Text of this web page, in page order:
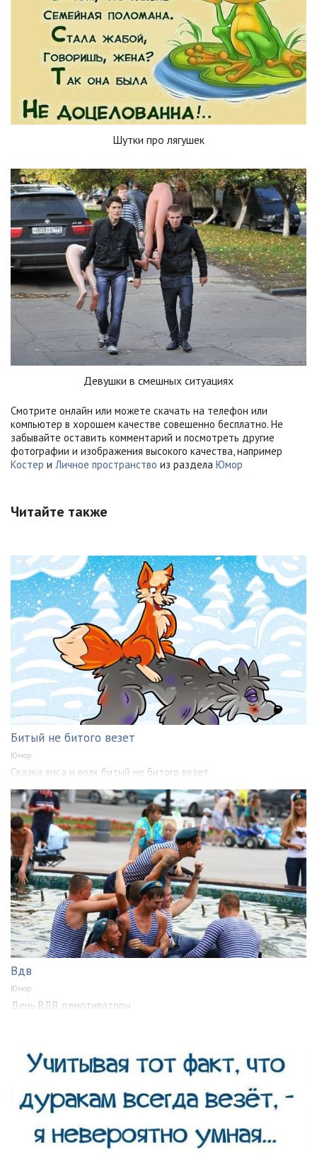
Шутки про лягушек
Девушки в смешных ситуациях
Смотрите онлайн или можете скачать на телефон или
компьютер в хорошем качестве совешенно бесплатно. Не
забывайте оставить комментарий и посмотреть другие
фотографии и изображения высокого качества, например
Костер и Личное пространство из раздела Юмор
Читайте также
Битый не битого везет
Юмор
Сказка лиса и волк битый не битого везет
Вдв
Юмор
День ВДВ демотиваторы